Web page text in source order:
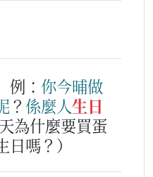
例： 你今晡做
？係麼人生日
天為什麼要買蛋
嗎？）